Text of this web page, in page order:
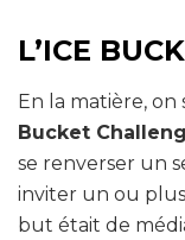
L’ICE
En la matière,
Bucket
se renverser un
inviter un ou
but était de